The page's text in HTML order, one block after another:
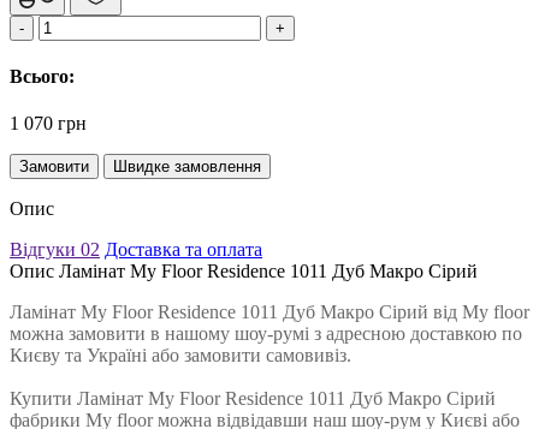
Всього:
1 070 грн
Замовити Швидке замовлення
Опис
Відгуки 02 Доставка та оплата
Опис Ламінат My Floor Residence 1011 Дуб Макро Сірий
Ламінат My Floor Residence 1011 Дуб Макро Сірий від My floor
можна замовити в нашому шоу-румі з адресною доставкою по
Києву та Україні або замовити самовивіз.
Купити Ламінат My Floor Residence 1011 Дуб Макро Сірий
фабрики My floor можна відвідавши наш шоу-рум у Києві або